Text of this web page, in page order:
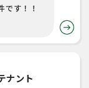
です！！
ナント